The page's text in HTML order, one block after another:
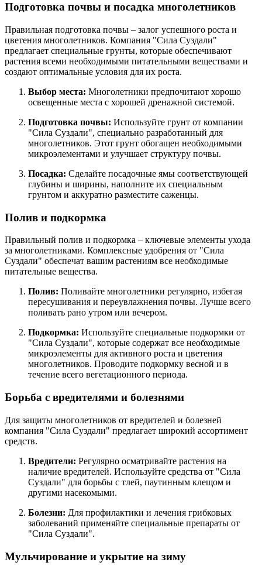
Подготовка почвы и посадка многолетников
Правильная подготовка почвы – залог успешного роста и
цветения многолетников. Компания "Сила Суздали"
предлагает специальные грунты, которые обеспечивают
растения всеми необходимыми питательными веществами и
создают оптимальные условия для их роста.
Выбор места: Многолетники предпочитают хорошо
освещенные места с хорошей дренажной системой.
Подготовка почвы: Используйте грунт от компании
"Сила Суздали", специально разработанный для
многолетников. Этот грунт обогащен необходимыми
микроэлементами и улучшает структуру почвы.
Посадка: Сделайте посадочные ямы соответствующей
глубины и ширины, наполните их специальным
грунтом и аккуратно разместите саженцы.
Полив и подкормка
Правильный полив и подкормка – ключевые элементы ухода
за многолетниками. Комплексные удобрения от "Сила
Суздали" обеспечат вашим растениям все необходимые
питательные вещества.
Полив: Поливайте многолетники регулярно, избегая
пересушивания и переувлажнения почвы. Лучше всего
поливать рано утром или вечером.
Подкормка: Используйте специальные подкормки от
"Сила Суздали", которые содержат все необходимые
микроэлементы для активного роста и цветения
многолетников. Проводите подкормку весной и в
течение всего вегетационного периода.
Борьба с вредителями и болезнями
Для защиты многолетников от вредителей и болезней
компания "Сила Суздали" предлагает широкий ассортимент
средств.
Вредители: Регулярно осматривайте растения на
наличие вредителей. Используйте средства от "Сила
Суздали" для борьбы с тлей, паутинным клещом и
другими насекомыми.
Болезни: Для профилактики и лечения грибковых
заболеваний применяйте специальные препараты от
"Сила Суздали".
Мульчирование и укрытие на зиму